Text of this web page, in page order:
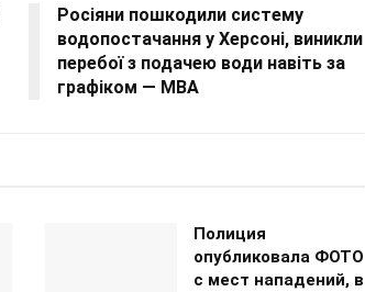
Росіяни пошкодили систему
водопостачання у Херсоні, виникли
перебої з подачею води навіть за
графіком — МВА
Полиция
опубликовала ФОТО
с мест нападений, в